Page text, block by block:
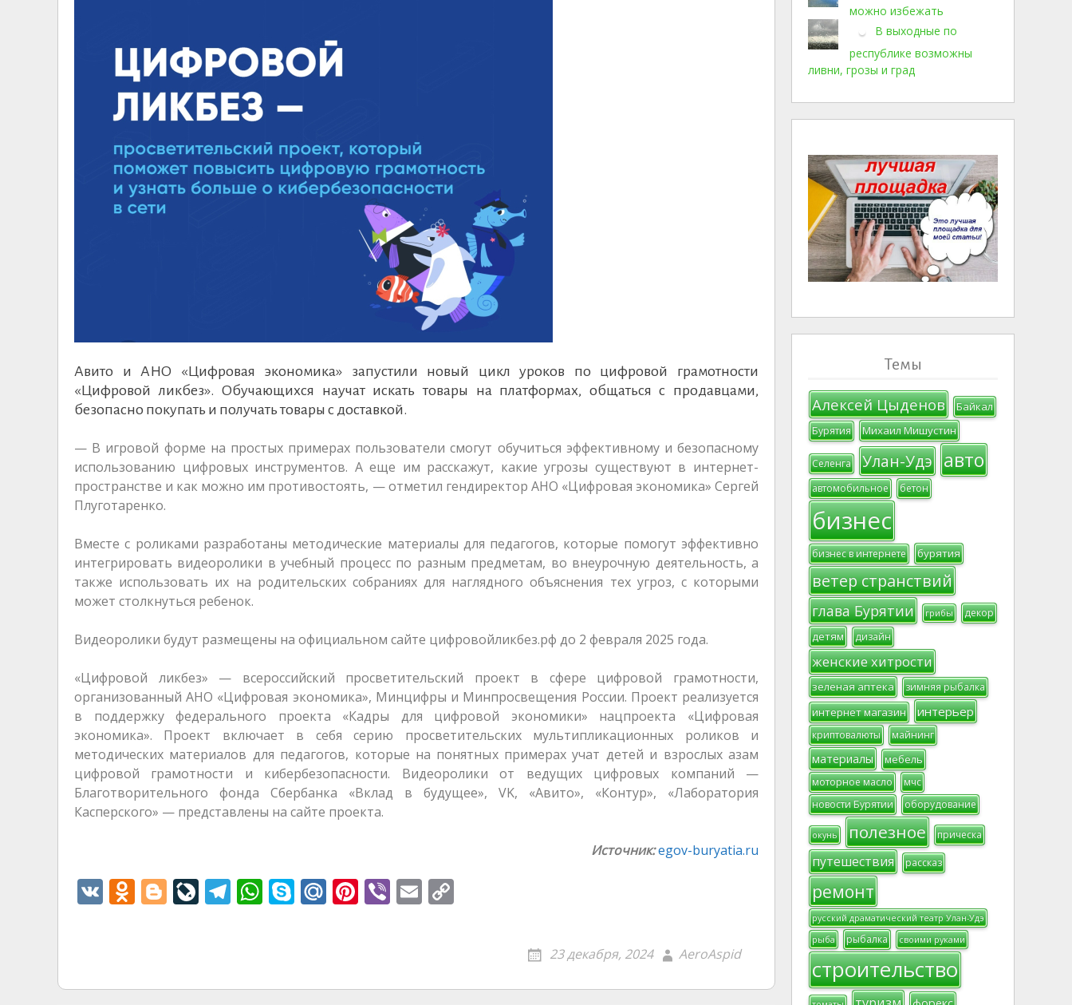
Авито и АНО «Цифровая экономика» запустили новый цикл уроков по цифровой грамотности
«Цифровой ликбез». Обучающихся научат искать товары на платформах, общаться с продавцами,
безопасно покупать и получать товары с доставкой.
— В игровой форме на простых примерах пользователи смогут обучиться эффективному и безопасному
использованию цифровых инструментов. А еще им расскажут, какие угрозы существуют в интернет-
пространстве и как можно им противостоять, — отметил гендиректор АНО «Цифровая экономика» Сергей
Плуготаренко.
Вместе с роликами разработаны методические материалы для педагогов, которые помогут эффективно
интегрировать видеоролики в учебный процесс по разным предметам, во внеурочную деятельность, а
также использовать их на родительских собраниях для наглядного объяснения тех угроз, с которыми
может столкнуться ребенок.
Видеоролики будут размещены на официальном сайте цифровойликбез.рф до 2 февраля 2025 года.
«Цифровой ликбез» — всероссийский просветительский проект в сфере цифровой грамотности,
организованный АНО «Цифровая экономика», Минцифры и Минпросвещения России. Проект реализуется
в поддержку федерального проекта «Кадры для цифровой экономики» нацпроекта «Цифровая
экономика». Проект включает в себя серию просветительских мультипликационных роликов и
методических материалов для педагогов, которые на понятных примерах учат детей и взрослых азам
цифровой грамотности и кибербезопасности. Видеоролики от ведущих цифровых компаний —
Благотворительного фонда Сбербанка «Вклад в будущее», VK, «Авито», «Контур», «Лаборатория
Касперского» — представлены на сайте проекта.
Источник:egov-buryatia.ru
V O
kl
Bl
er
Li
u
T
a
W
A
S
e
M
u
Pi
st
Vi E
Li
23 декабря, 2024 AeroAspid
можно избежать
В выходные по
республике возможны
ливни, грозы и град
Темы
Алексей Цыденов Байкал
Бурятия Михаил Мишустин
Селенга Улан-Удэ авто
автомобильное бетон
бизнес
бизнес в интернете бурятия
ветер странствий
глава Бурятии грибы декор
детям дизайн
женские хитрости
зеленая аптека зимняя рыбалка
интернет магазин интерьер
криптовалюты майнинг
материалы мебель
моторное масло
мчс
новости Бурятии
оборудование
окунь полезное прическа
путешествия рассказ
ремонт
русский драматический театр Улан-Удэ
рыба
рыбалка своими руками
строительство